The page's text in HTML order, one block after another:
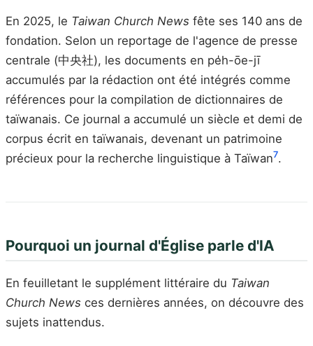
En 2025, le Taiwan Church News fête ses 140 ans de
fondation. Selon un reportage de l'agence de presse
centrale (中央社), les documents en pe̍h-ōe-jī
accumulés par la rédaction ont été intégrés comme
références pour la compilation de dictionnaires de
taïwanais. Ce journal a accumulé un siècle et demi de
corpus écrit en taïwanais, devenant un patrimoine
précieux pour la recherche linguistique à Taïwan7.
Pourquoi un journal d'Église parle d'IA
En feuilletant le supplément littéraire du Taiwan
Church News ces dernières années, on découvre des
sujets inattendus.